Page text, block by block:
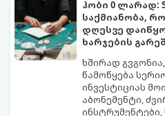
ჰობი 0 ლარად:
საქმიანობა,
დღესვე
ხარჯების
ხშირად
წამოწყება
ინვესტიციას
აბონემენტი,
ინსტრუმენტები,